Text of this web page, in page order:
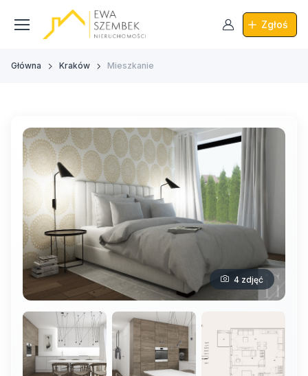
Zgłoś
Główna Kraków Mieszkanie
4 zdjęć